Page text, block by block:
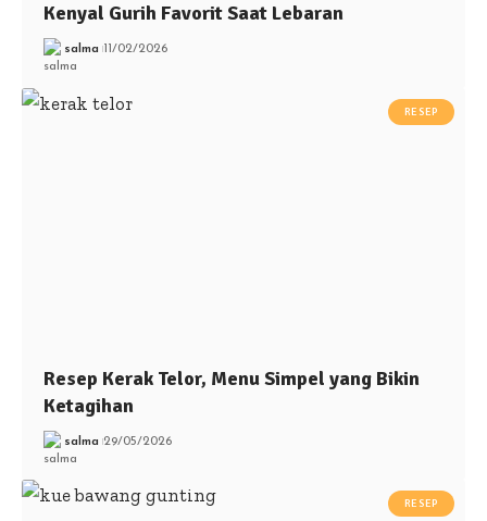
Kenyal Gurih Favorit Saat Lebaran
salma 11/02/2026
RESEP
Resep Kerak Telor, Menu Simpel yang Bikin
Ketagihan
salma 29/05/2026
RESEP